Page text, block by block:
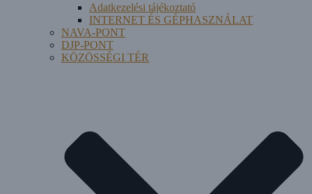
Adatkezelési tájékoztató
INTERNET ÉS GÉPHASZNÁLAT
NAVA-PONT
DJP-PONT
KÖZÖSSÉGI TÉR